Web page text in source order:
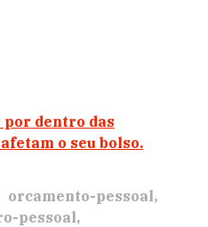
por dentro das
o seu bolso.
orcamento-pessoal
pessoal